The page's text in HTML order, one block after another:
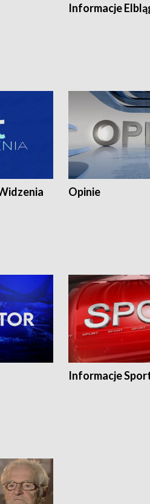
Informacje
Opinie
Informacje